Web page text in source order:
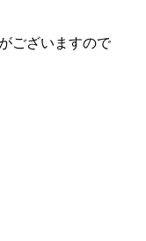
ございますので